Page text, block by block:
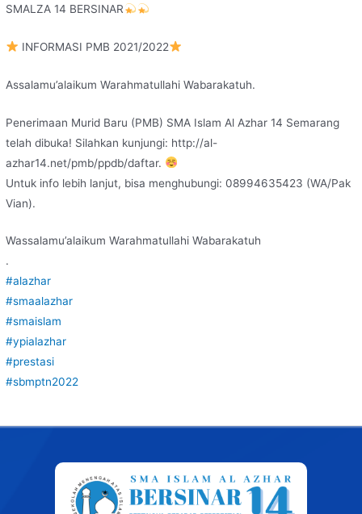
SMALZA 14 BERSINAR
INFORMASI PMB 2021/2022
Assalamu’alaikum Warahmatullahi Wabarakatuh.
Penerimaan Murid Baru (PMB) SMA Islam Al Azhar 14 Semarang
telah dibuka! Silahkan kunjungi: http://al-
azhar14.net/pmb/ppdb/daftar.
Untuk info lebih lanjut, bisa menghubungi: 08994635423 (WA/Pak
Vian).
Wassalamu’alaikum Warahmatullahi Wabarakatuh
.
#alazhar
#smaalazhar
#smaislam
#ypialazhar
#prestasi
#sbmptn2022